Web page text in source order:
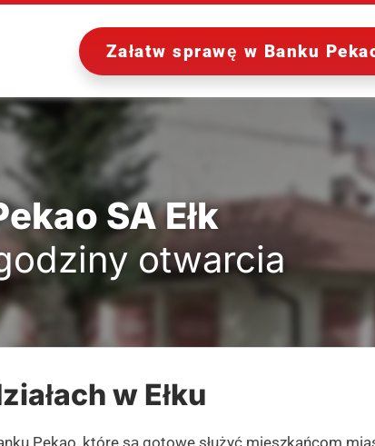
Załatw sprawę w Banku
SA Ełk
otwarcia
w Ełku
Pekao, które są gotowe służyć mieszkańcom